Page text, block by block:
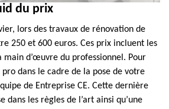
du prix
lors des travaux de rénovation de
250 et 600 euros. Ces prix incluent les
d’œuvre du professionnel. Pour
dans le cadre de la pose de votre
de Entreprise CE. Cette dernière
dans les règles de l’art ainsi qu’une